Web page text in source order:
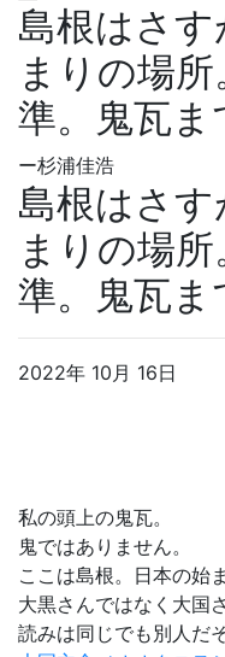
島根はさ
まりの場
準。鬼瓦ま
ー杉浦佳浩
島根はさ
まりの場
準。鬼瓦ま
2022年 10月 16日
私の頭上の鬼瓦。
鬼ではありません。
ここは島根。日本の始ま
大黒さんではなく大国さ
読みは同じでも別人だ